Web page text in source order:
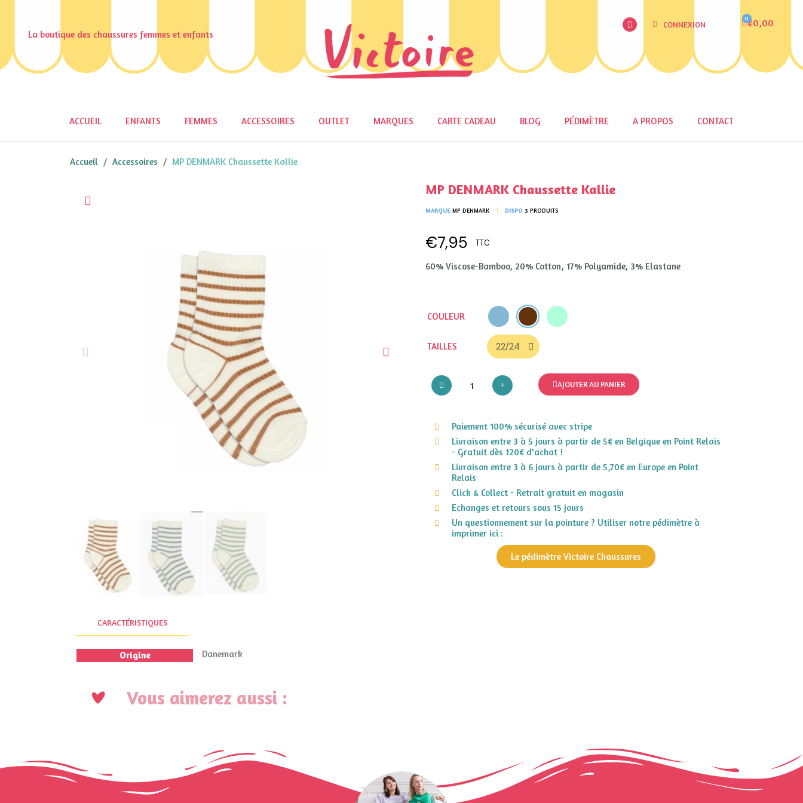
La boutique des chaussures femmes et enfants
CONNEXION €0,00
ACCUEIL ENFANTS FEMMES ACCESSOIRES OUTLET MARQUES CARTE CADEAU BLOG PÉDIMÈTRE A PROPOS CONTACT
Accueil Accessoires MP DENMARK Chaussette Kallie
MP DENMARK Chaussette Kallie
MARQUE MP DENMARK DISPO 3 PRODUITS
€7,95 TTC
60% Viscose-Bamboo, 20% Cotton, 17% Polyamide, 3% Elastane
COULEUR
TAILLES
AJOUTER AU PANIER
Paiement 100% sécurisé avec stripe
Livraison entre 3 à 5 jours à partir de 5€ en Belgique en Point Relais
- Gratuit dès 120€ d'achat !
Livraison entre 3 à 6 jours à partir de 5,70€ en Europe en Point
Relais
Click & Collect - Retrait gratuit en magasin
Echanges et retours sous 15 jours
Un questionnement sur la pointure ? Utiliser notre pédimètre à
imprimer ici :
Le pédimètre Victoire Chaussures
CARACTÉRISTIQUES
Origine Danemark
Vous aimerez aussi :